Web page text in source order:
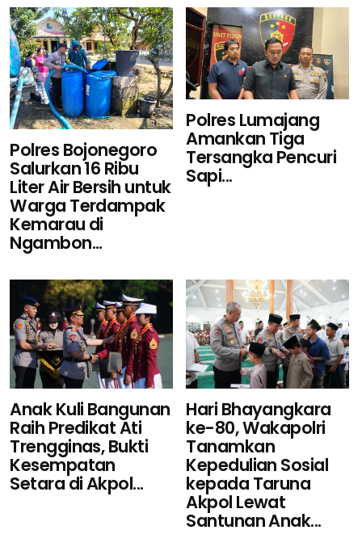
Polres Bojonegoro
Salurkan 16 Ribu
Liter Air Bersih untuk
Warga Terdampak
Kemarau di
Ngambon...
Polres Lumajang
Amankan Tiga
Tersangka Pencuri
Sapi...
Anak Kuli Bangunan
Raih Predikat Ati
Trengginas, Bukti
Kesempatan
Setara di Akpol...
Hari Bhayangkara
ke-80, Wakapolri
Tanamkan
Kepedulian Sosial
kepada Taruna
Akpol Lewat
Santunan Anak...